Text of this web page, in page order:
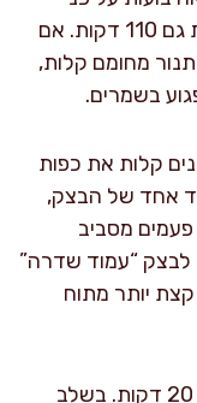
השטח. במטבח קריר זה יכול לקחת גם 110 דקות. אם
מחומם קלות,
קלות את כפות
צד אחד של הבצק,
מותחים ומקפלים למרכז; חוזרים 4 פעמים מסביב
לבצק “עמוד שדרה”
קצת יותר מתוח
מכסים ומניחים עוד 20 דקות. בשלב